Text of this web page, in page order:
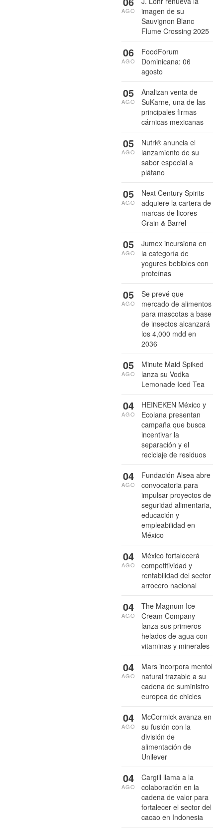
imagen de su
Sauvignon Blanc
Flume Crossing 2025
AGO
FoodForum
Dominicana: 06
agosto
06
AGO
Analizan venta de
SuKarne, una de las
principales firmas
cárnicas mexicanas
05
AGO
Nutri® anuncia el
lanzamiento de su
sabor especial a
plátano
05
AGO
Next Century Spirits
adquiere la cartera de
marcas de licores
Grain & Barrel
05
AGO
Jumex incursiona en
la categoría de
yogures bebibles con
proteínas
05
AGO
Se prevé que
mercado de alimentos
para mascotas a base
de insectos alcanzará
los 4,000 mdd en
2036
05
AGO
Minute Maid Spiked
lanza su Vodka
Lemonade Iced Tea
05
AGO
HEINEKEN México y
Ecolana presentan
campaña que busca
incentivar la
separación y el
reciclaje de residuos
04
AGO
Fundación Alsea abre
convocatoria para
impulsar proyectos de
seguridad alimentaria,
educación y
empleabilidad en
México
04
AGO
México fortalecerá
competitividad y
rentabilidad del sector
arrocero nacional
04
AGO
The Magnum Ice
Cream Company
lanza sus primeros
helados de agua con
vitaminas y minerales
04
AGO
Mars incorpora mentol
natural trazable a su
cadena de suministro
europea de chicles
04
AGO
McCormick avanza en
su fusión con la
división de
alimentación de
Unilever
04
AGO
Cargill llama a la
colaboración en la
cadena de valor para
fortalecer el sector del
cacao en Indonesia
04
AGO